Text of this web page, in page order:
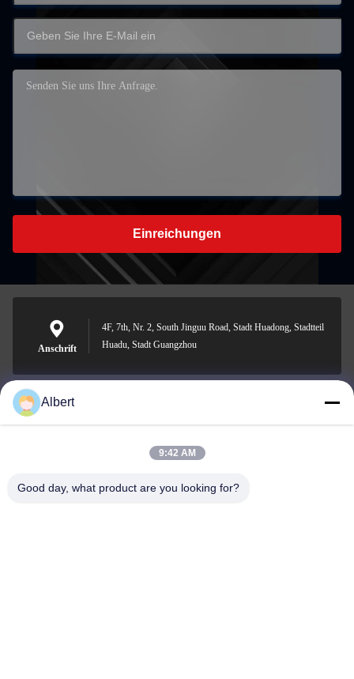
Einreichungen
Anschrift
4F, 7th, Nr. 2, South Jinguu Road, Stadt Huadong, Stadtteil
Huadu, Stadt Guangzhou
james@yimiautoparts.com
Albert
9:42 AM
Good day, what product are you looking for?